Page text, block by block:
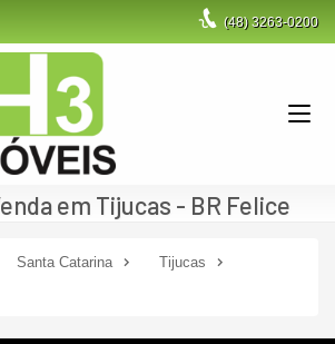
(48)3263-0200
em Tijucas - BR Felice
Santa Catarina
Tijucas